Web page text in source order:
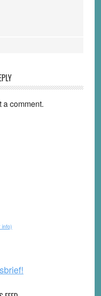
a comment.
info)